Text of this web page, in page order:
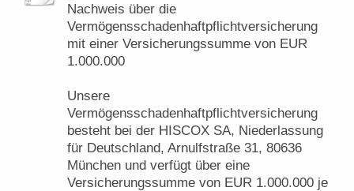
Nachweis über die
Vermögensschadenhaftpflichtversicherung
mit einer Versicherungssumme von EUR
1.000.000
Unsere
Vermögensschadenhaftpflichtversicherung
besteht bei der HISCOX SA, Niederlassung
für Deutschland, Arnulfstraße 31, 80636
München und verfügt über eine
Versicherungssumme von EUR 1.000.000 je